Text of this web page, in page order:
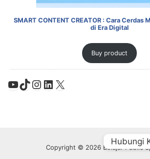
SMART CONTENT CREATOR : Cara Cerdas
di Era Digital
Buy product
YouTube
TikTok
Instagram
LinkedIn
X
Copyright © 2026 Belajar Public
Hubungi